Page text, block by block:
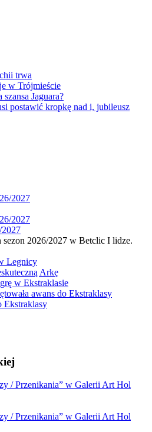
trwa
w Trójmieście
Jaguara?
postawić kropkę nad i, jubileusz
sezon 2026/2027 w Betclic I lidze.
Legnicy
Arkę
w Ekstraklasie
awans do Ekstraklasy
Ekstraklasy